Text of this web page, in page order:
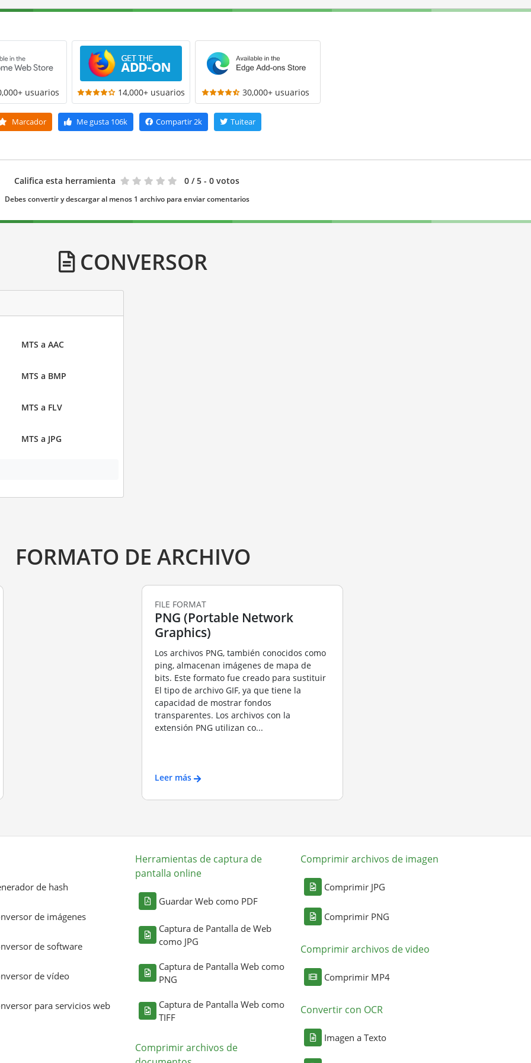
usuarios 14,000+ usuarios 30,000+ usuarios
Marcador Me gusta 106k Compartir2k Tuitear
Califica esta herramienta 0 / 5 - 0 votos
Debes convertir y descargar al menos 1 archivo para enviar comentarios
CONVERSOR
MTS a AAC
MTS a BMP
MTS a FLV
MTS a JPG
FORMATO DE ARCHIVO
FILE FORMAT
PNG (Portable Network
Graphics)
Los archivos PNG, también conocidos como
ping, almacenan imágenes de mapa de
bits. Este formato fue creado para sustituir
El tipo de archivo GIF, ya que tiene la
capacidad de mostrar fondos
transparentes. Los archivos con la
extensión PNG utilizan co...
Leer más
de hash
de imágenes
de software
de vídeo
para servicios web
Herramientas de captura de
pantalla online
Guardar Web como PDF
Captura de Pantalla de Web
como JPG
Captura de Pantalla Web como
PNG
Captura de Pantalla Web como
TIFF
Comprimir archivos de
Comprimir archivos de imagen
Comprimir JPG
Comprimir PNG
Comprimir archivos de video
Comprimir MP4
Convertir con OCR
Imagen a Texto